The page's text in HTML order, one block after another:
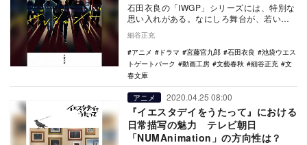
石田衣良の「IWGP」シリーズには、特別な
思い入れがある。なにしろ舞台が、若い頃
によく遊んだ池袋だ。当時からオタクであ
ったが、そ…
細谷正充
アニメ
ドラマ 宮藤官九郎 石田衣良
池袋ウエス
トゲートパーク
動画工房 文藝春秋 細谷正充
文
春文庫
アニメ 2020.04.25 08:00
『イエスタデイをうたって』における
日常描写の魅力 テレビ朝日
「NUMAnimation」の方向性は？